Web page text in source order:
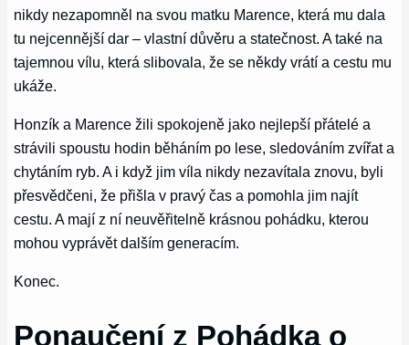
nikdy nezapomněl na svou matku Marence, která mu dala
tu nejcennější dar – vlastní důvěru a statečnost. A také na
tajemnou vílu, která slibovala, že se někdy vrátí a cestu mu
ukáže.
Honzík a Marence žili spokojeně jako nejlepší přátelé a
strávili spoustu hodin běháním po lese, sledováním zvířat a
chytáním ryb. A i když jim víla nikdy nezavítala znovu, byli
přesvědčeni, že přišla v pravý čas a pomohla jim najít
cestu. A mají z ní neuvěřitelně krásnou pohádku, kterou
mohou vyprávět dalším generacím.
Konec.
Ponaučení z Pohádka o